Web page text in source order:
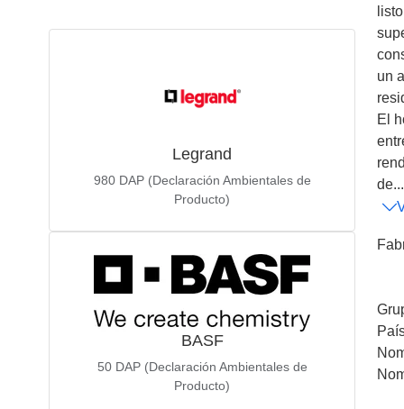
Legrand
980 DAP (Declaración Ambientales de
Producto)
BASF
50 DAP (Declaración Ambientales de
Producto)
un
El
de...